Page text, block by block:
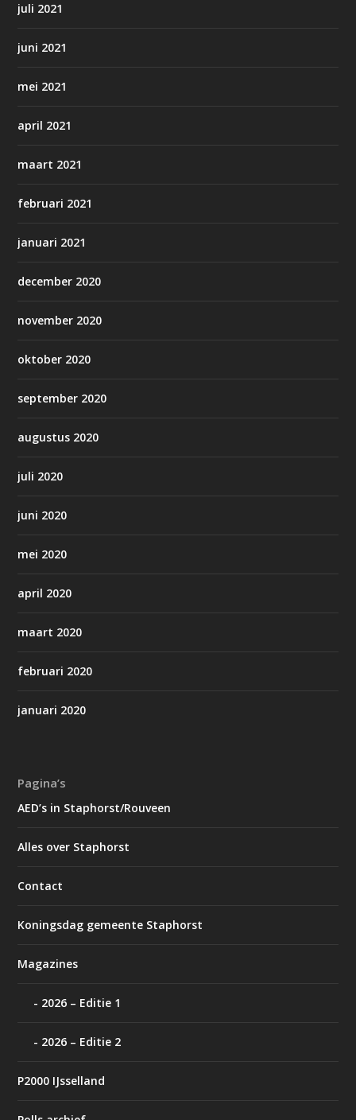
juli 2021
juni 2021
mei 2021
april 2021
maart 2021
februari 2021
januari 2021
december 2020
november 2020
oktober 2020
september 2020
augustus 2020
juli 2020
juni 2020
mei 2020
april 2020
maart 2020
februari 2020
januari 2020
Pagina’s
AED’s in Staphorst/Rouveen
Alles over Staphorst
Contact
Koningsdag gemeente Staphorst
Magazines
2026 – Editie 1
2026 – Editie 2
P2000 IJsselland